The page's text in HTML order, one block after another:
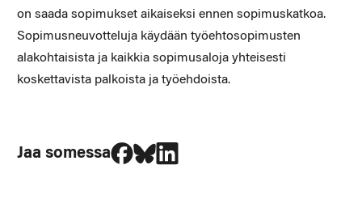
on saada sopimukset aikaiseksi ennen sopimuskatkoa.
Sopimusneuvotteluja käydään työehtosopimusten
alakohtaisista ja kaikkia sopimusaloja yhteisesti
koskettavista palkoista ja työehdoista.
Jaa somessa
Jaa Facebookissa
Jaa Blueskyssa
Jaa LinkedIn:ssä